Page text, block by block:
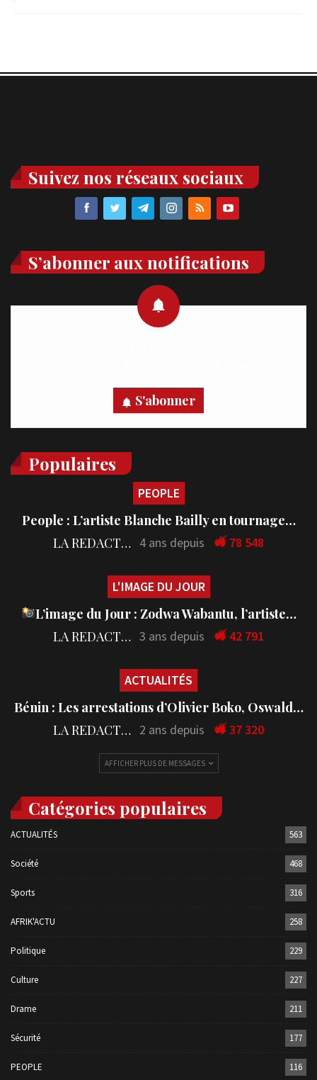
Suivez nos réseaux sociaux
S’abonner aux notifications
S'abonner
Populaires
PEOPLE
People : L’artiste Blanche Bailly en tournage…
LA REDACTION 4 ans depuis 78 548
L'IMAGE DU JOUR
L’image du Jour : Zodwa Wabantu, l’artiste…
LA REDACTION 3 ans depuis 42 791
ACTUALITÉS
Bénin : Les arrestations d’Olivier Boko, Oswald…
LA REDACTION 2 ans depuis 37 320
AFFICHER PLUS DE MESSAGES
Catégories populaires
ACTUALITÉS 563
Société 468
Sports 316
AFRIK'ACTU 258
Politique 229
Culture 227
Drame 211
Sécurité 177
PEOPLE 116